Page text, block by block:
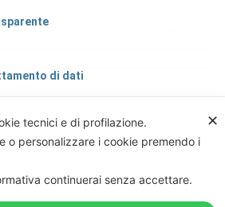
di dati
✕
tecnici e di profilazione.
o personalizzare i cookie premendo i
continuerai senza accettare.